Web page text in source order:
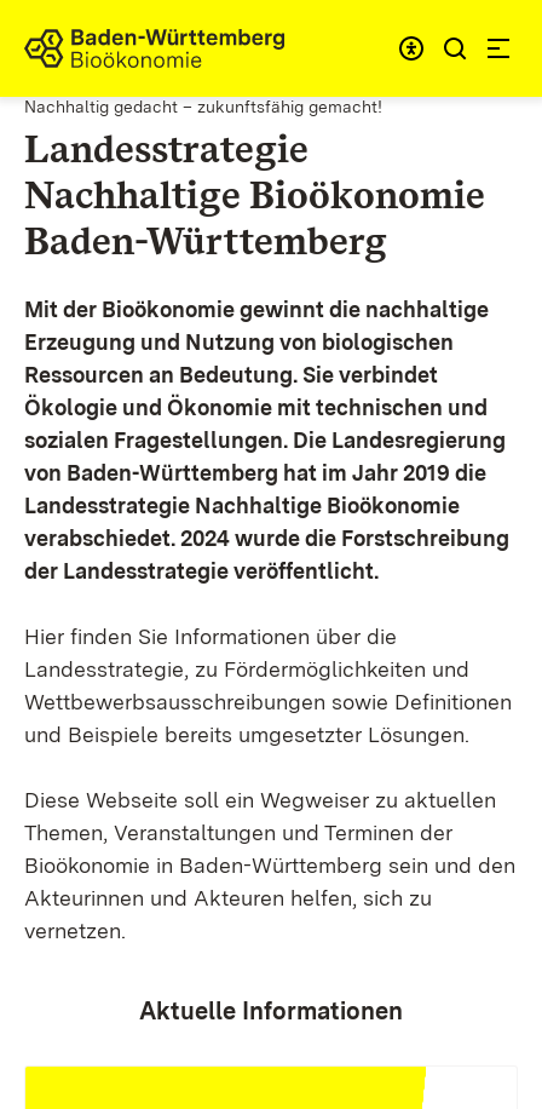
Zum Inhalt springen
Link zur Startseite
Nachhaltig gedacht – zukunftsfähig gemacht!
Landesstrategie
Nachhaltige Bioökonomie
Baden-Württemberg
Mit der Bioökonomie gewinnt die nachhaltige
Erzeugung und Nutzung von biologischen
Ressourcen an Bedeutung. Sie verbindet
Ökologie und Ökonomie mit technischen und
sozialen Fragestellungen. Die Landesregierung
von Baden-Württemberg hat im Jahr 2019 die
Landesstrategie Nachhaltige Bioökonomie
verabschiedet. 2024 wurde die Forstschreibung
der Landesstrategie veröffentlicht.
Hier finden Sie Informationen über die
Landesstrategie, zu Fördermöglichkeiten und
Wettbewerbsausschreibungen sowie Definitionen
und Beispiele bereits umgesetzter Lösungen.
Diese Webseite soll ein Wegweiser zu aktuellen
Themen, Veranstaltungen und Terminen der
Bioökonomie in Baden-Württemberg sein und den
Akteurinnen und Akteuren helfen, sich zu
vernetzen.
Aktuelle Informationen